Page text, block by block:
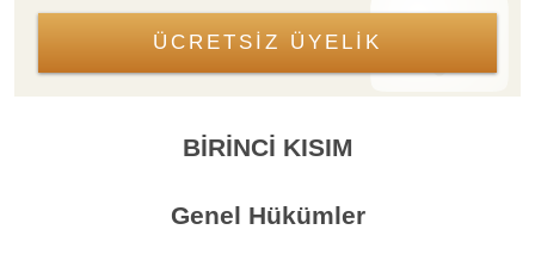
ÜCRETSİZ ÜYELİK
BİRİNCİ KISIM
Genel Hükümler